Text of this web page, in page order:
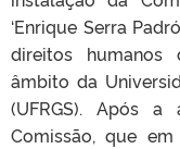
‘Enrique Serra
direitos
âmbito da
(UFRGS). Após
Comissão, que